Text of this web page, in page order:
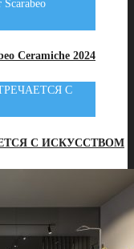
Ceramiche 2024
С ИСКУССТВОМ